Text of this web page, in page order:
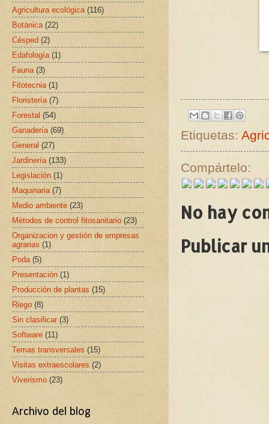
Etiquetas:
Compártelo:
No hay
Publicar
Agricultura ecológica (116)
Botánica (22)
Césped (2)
Edafología (1)
Fauna (3)
Fitotecnia (1)
Floristería (7)
Forestal (54)
Ganadería (69)
General (27)
Jardinería (133)
Legislación (1)
Maquinaria (7)
Medio ambiente (23)
Métodos de control fitosanitario (23)
Organizacion y gestión de empresas
agrarias (1)
Poda (5)
Presentación (1)
Producción de plantas (15)
Riego (8)
Sin clasificar (3)
Software (11)
Temas transversales (15)
Visitas extraescolares (2)
Viverismo (23)
Archivo del blog